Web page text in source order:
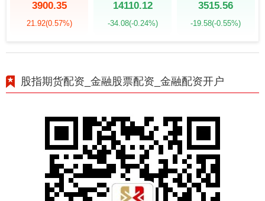
3900.35
21.92(0.57%)
14110.12
-34.08(-0.24%)
3515.56
-19.58(-0.55%)
股指期货配资_金融股票配资_金融配资开户